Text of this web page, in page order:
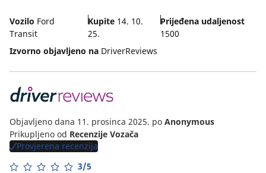
Vozilo Ford
Transit
Kupite14. 10.
25.
Prijeđena udaljenost
1500
Izvorno objavljeno na DriverReviews
Objavljeno dana 11. prosinca 2025. po Anonymous
Prikupljeno od Recenzije Vozača
Provjerena recenzija
3/5